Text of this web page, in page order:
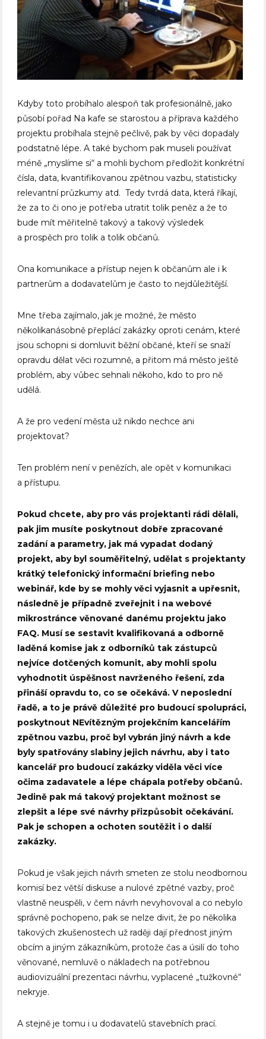
Kdyby toto probíhalo alespoň tak profesionálně, jako
působí pořad Na kafe se starostou a příprava každého
projektu probíhala stejně pečlivě, pak by věci dopadaly
podstatně lépe. A také bychom pak museli používat
méně „myslíme si“ a mohli bychom předložit konkrétní
čísla, data, kvantifikovanou zpětnou vazbu, statisticky
relevantní průzkumy atd. Tedy tvrdá data, která říkají,
že za to či ono je potřeba utratit tolik peněz a že to
bude mít měřitelně takový a takový výsledek
a prospěch pro tolik a tolik občanů.
Ona komunikace a přístup nejen k občanům ale i k
partnerům a dodavatelům je často to nejdůležitější.
Mne třeba zajímalo, jak je možné, že město
několikanásobně přeplácí zakázky oproti cenám, které
jsou schopni si domluvit běžní občané, kteří se snaží
opravdu dělat věci rozumně, a přitom má město ještě
problém, aby vůbec sehnali někoho, kdo to pro ně
udělá.
A že pro vedení města už nikdo nechce ani
projektovat?
Ten problém není v penězích, ale opět v komunikaci
a přístupu.
Pokud chcete, aby pro vás projektanti rádi dělali,
pak jim musíte poskytnout dobře zpracované
zadání a parametry, jak má vypadat dodaný
projekt, aby byl souměřitelný, udělat s projektanty
krátký telefonický informační briefing nebo
webinář, kde by se mohly věci vyjasnit a upřesnit,
následně je případně zveřejnit i na webové
mikrostránce věnované danému projektu jako
FAQ. Musí se sestavit kvalifikovaná a odborně
laděná komise jak z odborníků tak zástupců
nejvíce dotčených komunit, aby mohli spolu
vyhodnotit úspěšnost navrženého řešení, zda
přináší opravdu to, co se očekává. V neposlední
řadě, a to je právě důležité pro budoucí spolupráci,
poskytnout NEvítězným projekčním kancelářím
zpětnou vazbu, proč byl vybrán jiný návrh a kde
byly spatřovány slabiny jejich návrhu, aby i tato
kancelář pro budoucí zakázky viděla věci více
očima zadavatele a lépe chápala potřeby občanů.
Jedině pak má takový projektant možnost se
zlepšit a lépe své návrhy přizpůsobit očekávání.
Pak je schopen a ochoten soutěžit i o další
zakázky.
Pokud je však jejich návrh smeten ze stolu neodbornou
komisí bez větší diskuse a nulové zpětné vazby, proč
vlastně neuspěli, v čem návrh nevyhovoval a co nebylo
správně pochopeno, pak se nelze divit, že po několika
takových zkušenostech už raději dají přednost jiným
obcím a jiným zákazníkům, protože čas a úsilí do toho
věnované, nemluvě o nákladech na potřebnou
audiovizuální prezentaci návrhu, vyplacené „tužkovné“
nekryje.
A stejně je tomu i u dodavatelů stavebních prací.